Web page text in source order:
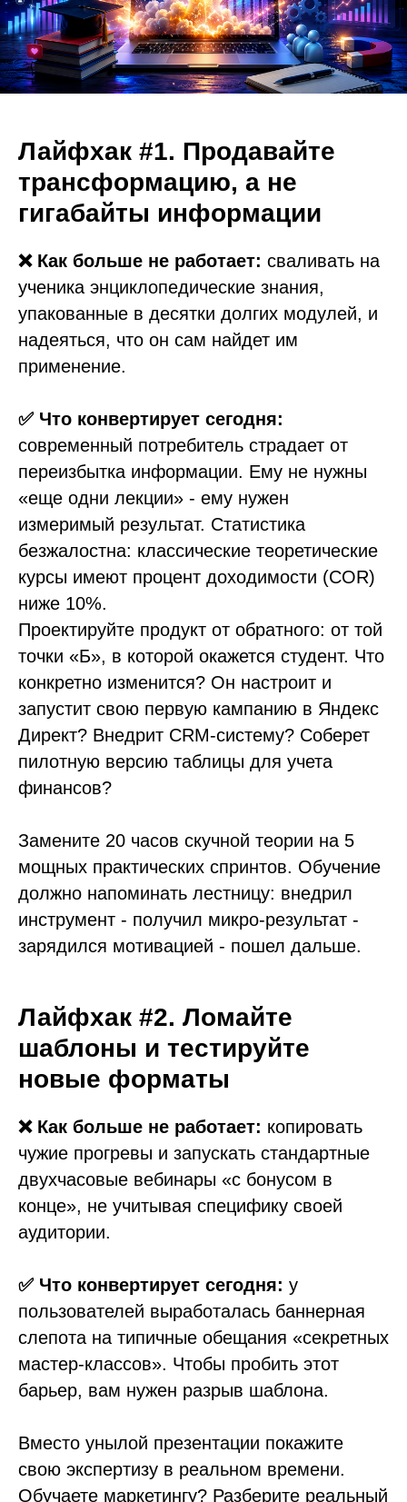
Лайфхак #1. Продавайте
трансформацию, а не
гигабайты информации
❌ Как больше не работает: сваливать на
ученика энциклопедические знания,
упакованные в десятки долгих модулей, и
надеяться, что он сам найдет им
применение.
✅ Что конвертирует сегодня:
современный потребитель страдает от
переизбытка информации. Ему не нужны
«еще одни лекции» - ему нужен
измеримый результат. Статистика
безжалостна: классические теоретические
курсы имеют процент доходимости (COR)
ниже 10%.
Проектируйте продукт от обратного: от той
точки «Б», в которой окажется студент. Что
конкретно изменится? Он настроит и
запустит свою первую кампанию в Яндекс
Директ? Внедрит CRM-систему? Соберет
пилотную версию таблицы для учета
финансов?
Замените 20 часов скучной теории на 5
мощных практических спринтов. Обучение
должно напоминать лестницу: внедрил
инструмент - получил микро-результат -
зарядился мотивацией - пошел дальше.
Лайфхак #2. Ломайте
шаблоны и тестируйте
новые форматы
❌ Как больше не работает: копировать
чужие прогревы и запускать стандартные
двухчасовые вебинары «с бонусом в
конце», не учитывая специфику своей
аудитории.
✅ Что конвертирует сегодня: у
пользователей выработалась баннерная
слепота на типичные обещания «секретных
мастер-классов». Чтобы пробить этот
барьер, вам нужен разрыв шаблона.
Вместо унылой презентации покажите
свою экспертизу в реальном времени.
Обучаете маркетингу? Разберите реальный